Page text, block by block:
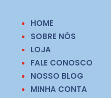
HOME
SOBRE NÓS
LOJA
FALE CONOSCO
NOSSO BLOG
MINHA CONTA